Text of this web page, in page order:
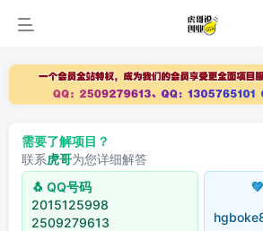
需要了解项目？
联系虎哥为您详细解答
🐧 QQ号码
2015125998
2509279613
💚